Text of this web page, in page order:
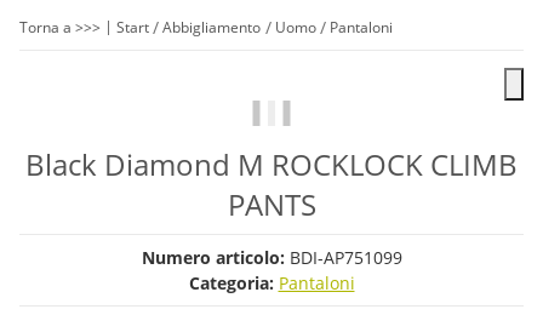
Torna a >>> Start Abbigliamento Uomo Pantaloni
Black Diamond M ROCKLOCK CLIMB
PANTS
Numero articolo: BDI-AP751099
Categoria: Pantaloni